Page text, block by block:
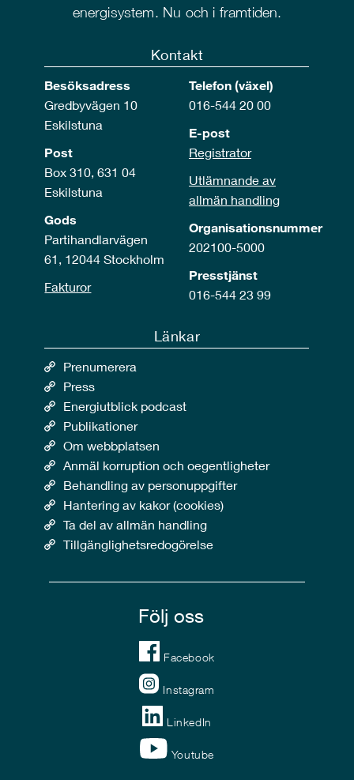
energisystem. Nu och i framtiden.
Kontakt
Besöksadress
Gredbyvägen 10
Eskilstuna
Post
Box 310, 631 04
Eskilstuna
Gods
Partihandlarvägen
61, 12044 Stockholm
Fakturor
Telefon (växel)
016-544 20 00
E-post
Registrator
Utlämnande av
allmän handling
Organisationsnummer
202100-5000
Presstjänst
016-544 23 99
Länkar
Prenumerera
Press
Energiutblick podcast
Publikationer
Om webbplatsen
Anmäl korruption och oegentligheter
Behandling av personuppgifter
Hantering av kakor (cookies)
Ta del av allmän handling
Tillgänglighetsredogörelse
Följ oss
Facebook
Instagram
LinkedIn
Youtube